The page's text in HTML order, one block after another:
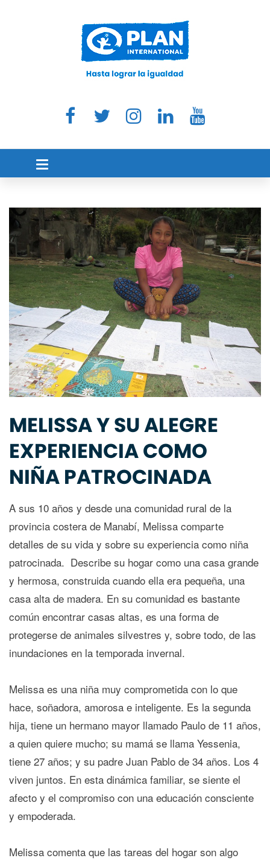
MELISSA Y SU ALEGRE
EXPERIENCIA COMO
NIÑA PATROCINADA
A sus 10 años y desde una comunidad rural de la
provincia costera de Manabí, Melissa comparte
detalles de su vida y sobre su experiencia como niña
patrocinada. Describe su hogar como una casa grande
y hermosa, construida cuando ella era pequeña, una
casa alta de madera. En su comunidad es bastante
común encontrar casas altas, es una forma de
protegerse de animales silvestres y, sobre todo, de las
inundaciones en la temporada invernal.
Melissa es una niña muy comprometida con lo que
hace, soñadora, amorosa e inteligente. Es la segunda
hija, tiene un hermano mayor llamado Paulo de 11 años,
a quien quiere mucho; su mamá se llama Yessenia,
tiene 27 años; y su padre Juan Pablo de 34 años. Los 4
viven juntos. En esta dinámica familiar, se siente el
afecto y el compromiso con una educación consciente
y empoderada.
Melissa comenta que las tareas del hogar son algo